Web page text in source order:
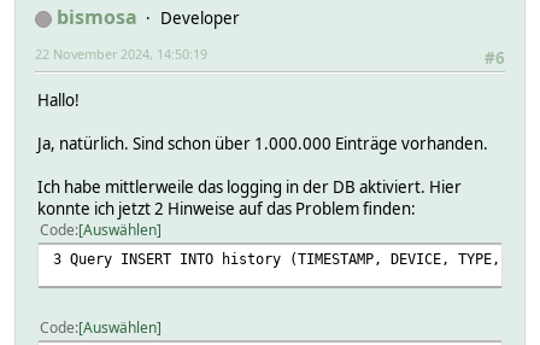
bismosa
Developer
#6
22 November 2024, 14:50:19
Hallo!
Ja, natürlich. Sind schon über 1.000.000 Einträge vorhanden.
Ich habe mittlerweile das logging in der DB aktiviert. Hier
konnte ich jetzt 2 Hinweise auf das Problem finden:
Code Auswählen
3 Query INSERT INTO history (TIMESTAMP, DEVICE, TYPE,
Code Auswählen